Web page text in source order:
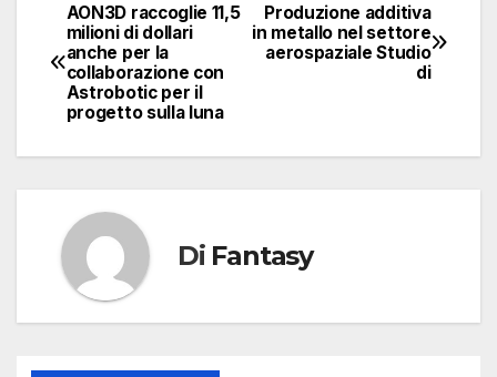
Navigazione
articoli
Produzione additiva
in metallo nel settore
aerospaziale Studio
di
AON3D raccoglie 11,5
milioni di dollari
anche per la
collaborazione con
Astrobotic per il
progetto sulla luna
Di Fantasy